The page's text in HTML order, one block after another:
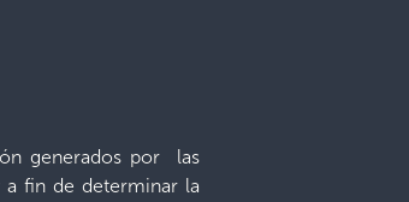
generados por las
a fin de determinar la